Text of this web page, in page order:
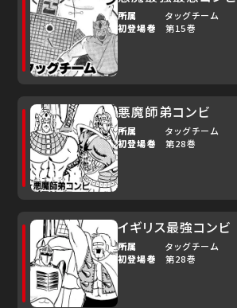
所属
タッグチーム
初登場巻
第15巻
悪魔師弟コンビ
所属
タッグチーム
初登場巻
第28巻
イギリス最強コンビ
所属
タッグチーム
初登場巻
第28巻